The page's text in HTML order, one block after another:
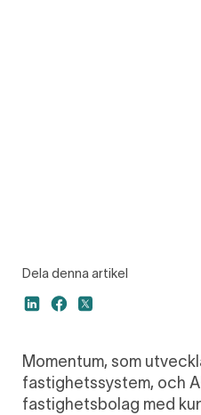
Dela denna artikel
Momentum, som
fastighetssystem, och
fastighetsbolag med